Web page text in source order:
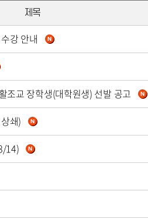
제목
강 안내
조교 장학생(대학원생) 선발 공고
쇄)
14)